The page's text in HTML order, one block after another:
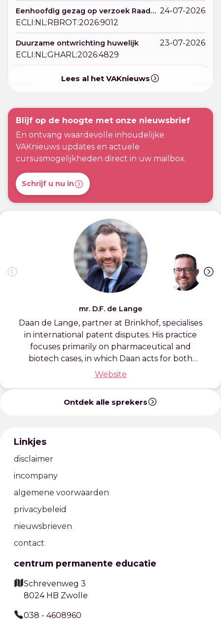
mr. D.F. de Lange
Daan de Lange, partner at Brinkhof, specialises
in international patent disputes. His practice
focuses primarily on pharmaceutical and
biotech cases, in which Daan acts for both
innovative and generic parties. He also
Website
Ontdek alle sprekers
Eenhoofdig gezag op verzoek Raad
voor de Kinderbescherming
24-07-2026
ECLI:NL:RBROT:2026:9012
Duurzame ontwrichting huwelijk
23-07-2026
ECLI:NL:GHARL:2026:4829
Lees al het VAKnieuws
Blijf op de hoogte met onze nieuwsbrief
En ontvang waardevolle inhoudelijke
VAKnieuws updates en actuele
cursusmogelijkheden direct in uw mailbox.
Schrijf u nu in
Linkjes
disclaimer
incompany
algemene voorwaarden
privacybeleid
nieuwsbrieven
contact
centrum permanente educatie
Schrevenweg 3
8024 HB Zwolle
038 - 4608960